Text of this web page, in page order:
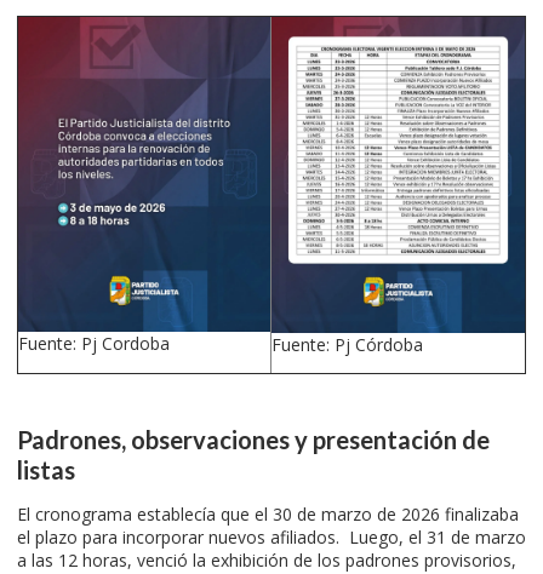
Fuente: Pj Cordoba Fuente: Pj Córdoba
Padrones, observaciones y presentación de
listas
El cronograma establecía que el 30 de marzo de 2026 finalizaba
el plazo para incorporar nuevos afiliados. Luego, el 31 de marzo
a las 12 horas, venció la exhibición de los padrones provisorios,